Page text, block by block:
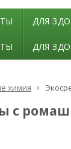
ДЛЯ
ДЛЯ
химия
с